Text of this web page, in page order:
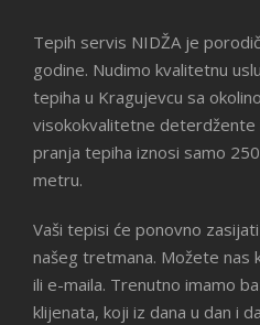
Tepih servis NIDŽA je
godine. Nudimo kvalitetnu
tepiha u Kragujevcu sa
visokokvalitetne deterdžente
pranja tepiha iznosi samo
metru.
Vaši tepisi će ponovno
našeg tretmana. Možete
ili e-maila. Trenutno imamo
klijenata, koji iz dana u dan i